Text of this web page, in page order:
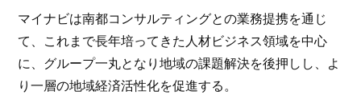
マイナビは南都コンサルティングとの業務提携を通じ
て、これまで長年培ってきた人材ビジネス領域を中心
に、グループ一丸となり地域の課題解決を後押しし、よ
り一層の地域経済活性化を促進する。